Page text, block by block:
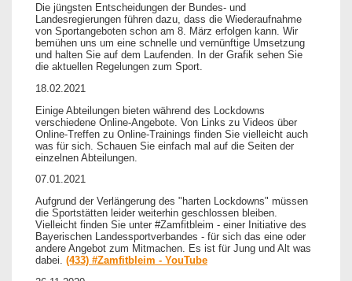
Die jüngsten Entscheidungen der Bundes- und
Landesregierungen führen dazu, dass die Wiederaufnahme
von Sportangeboten schon am 8. März erfolgen kann. Wir
bemühen uns um eine schnelle und vernünftige Umsetzung
und halten Sie auf dem Laufenden. In der Grafik sehen Sie
die aktuellen Regelungen zum Sport.
18.02.2021
Einige Abteilungen bieten während des Lockdowns
verschiedene Online-Angebote. Von Links zu Videos über
Online-Treffen zu Online-Trainings finden Sie vielleicht auch
was für sich. Schauen Sie einfach mal auf die Seiten der
einzelnen Abteilungen.
07.01.2021
Aufgrund der Verlängerung des "harten Lockdowns" müssen
die Sportstätten leider weiterhin geschlossen bleiben.
Vielleicht finden Sie unter #Zamfitbleim - einer Initiative des
Bayerischen Landessportverbandes - für sich das eine oder
andere Angebot zum Mitmachen. Es ist für Jung und Alt was
dabei. (433) #Zamfitbleim - YouTube